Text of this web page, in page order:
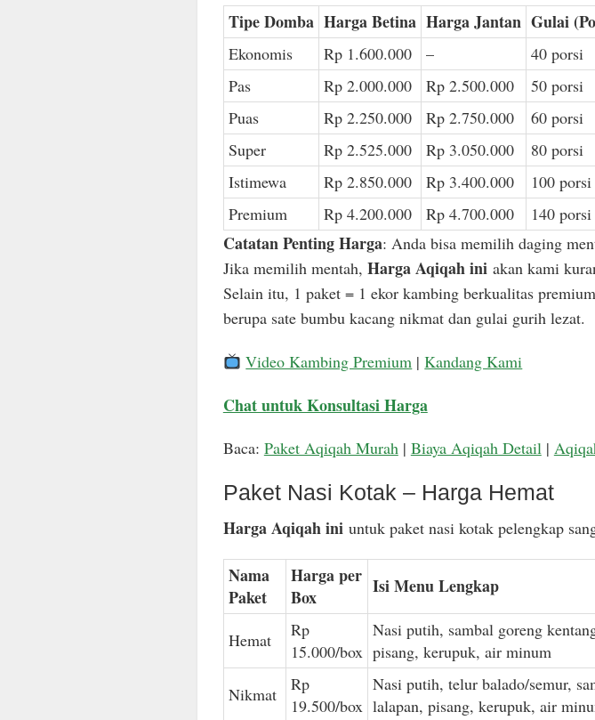
Tipe Domba Harga Betina Harga Jantan Gulai
Ekonomis Rp 1.600.000 – 40 porsi
Pas
Rp 2.000.000 Rp 2.500.000 50 porsi
Puas
Rp 2.250.000 Rp 2.750.000 60 porsi
Super
Rp 2.525.000 Rp 3.050.000 80 porsi
Istimewa
Rp 2.850.000 Rp 3.400.000 100 porsi
Premium
Rp 4.200.000 Rp 4.700.000 140 porsi
Catatan Penting Harga: Anda bisa memilih daging
Jika memilih mentah, Harga Aqiqah iniakan kami
Selain itu, 1 paket = 1 ekor kambing berkualitas
berupa sate bumbu kacang nikmat dan gulai gurih lezat.
Video Kambing Premium |Kandang Kami
Chat untuk Konsultasi Harga
Baca: Paket Aqiqah Murah| Biaya Aqiqah Detail|
Paket Nasi Kotak – Harga Hemat
Harga Aqiqah iniuntuk paket nasi kotak pelengkap
Nama
Paket
Harga per
Box
Isi Menu Lengkap
Hemat
Rp
15.000/box
Nasi putih, sambal goreng
pisang, kerupuk, air minum
Nikmat
Rp
19.500/box
Nasi putih, telur balado/semur,
lalapan, pisang, kerupuk, air